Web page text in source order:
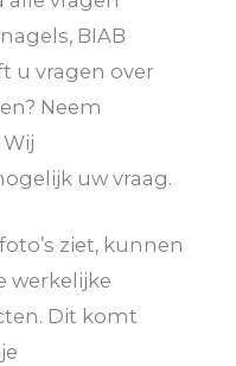
BIAB
u vragen over
Neem
uw vraag.
ziet, kunnen
werkelijke
Dit komt